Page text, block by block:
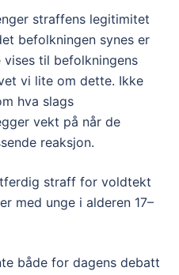
straffens legitimitet
befolkningen synes er
til befolkningens
vi lite om dette. Ikke
hva slags
vekt på når de
reaksjon.
straff for voldtekt
med unge i alderen 17–
både for dagens debatt